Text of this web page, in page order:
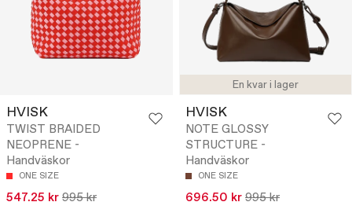
HVISK
TWIST BRAIDED
NEOPRENE -
Handväskor
ONE SIZE
547.25 kr 995 kr
En kvar i lager
HVISK
NOTE GLOSSY
STRUCTURE -
Handväskor
ONE SIZE
696.50 kr 995 kr